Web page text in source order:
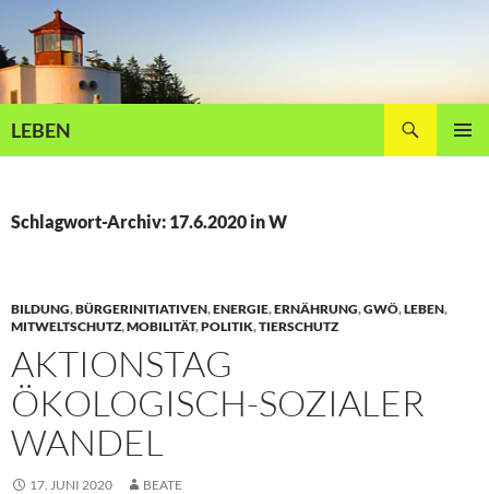
Inhalt
springen
LEBEN
Schlagwort-Archiv: 17.6.2020 in W
BILDUNG,BÜRGERINITIATIVEN,ENERGIE,ERNÄHRUNG,GWÖ,LEBEN,
MITWELTSCHUTZ,MOBILITÄT,POLITIK,TIERSCHUTZ
AKTIONSTAG
ÖKOLOGISCH-SOZIALER
WANDEL
17. JUNI 2020 BEATE